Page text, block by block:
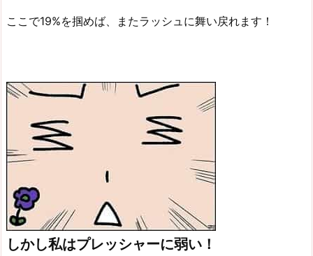
ここで19%を掴めば、またラッシュに舞い戻れます！
しかし私はプレッシャーに弱い！